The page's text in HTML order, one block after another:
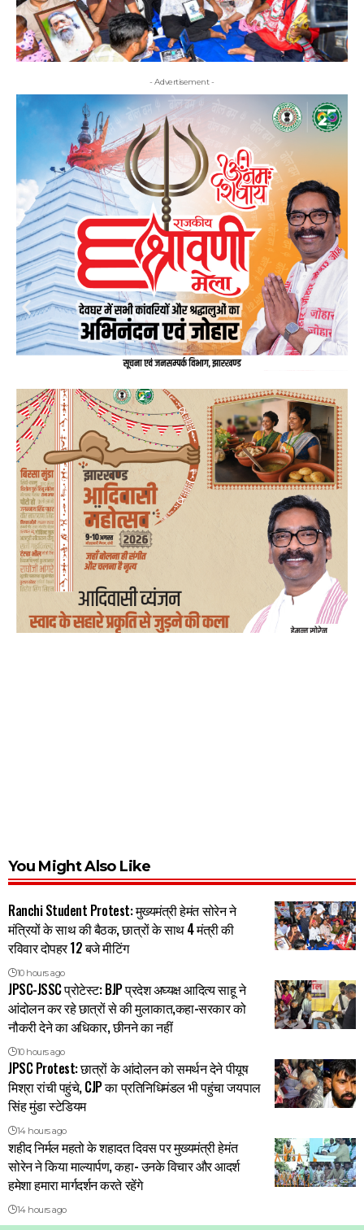
- Advertisement -
You Might Also Like
Ranchi Student Protest: मुख्यमंत्री हेमंत सोरेन ने
मंत्रियों के साथ की बैठक, छात्रों के साथ 4 मंत्री की
रविवार दोपहर 12 बजे मीटिंग
10 hours ago
JPSC-JSSC प्रोटेस्ट: BJP प्रदेश अघ्यक्ष आदित्य साहू ने
आंदोलन कर रहे छात्रों से की मुलाकात,कहा-सरकार को
नौकरी देने का अधिकार, छीनने का नहीं
10 hours ago
JPSC Protest: छात्रों के आंदोलन को समर्थन देने पीयूष
मिश्रा रांची पहुंचे, CJP का प्रतिनिधिमंडल भी पहुंचा जयपाल
सिंह मुंडा स्टेडियम
14 hours ago
शहीद निर्मल महतो के शहादत दिवस पर मुख्यमंत्री हेमंत
सोरेन ने किया माल्यार्पण, कहा- उनके विचार और आदर्श
हमेशा हमारा मार्गदर्शन करते रहेंगे
14 hours ago